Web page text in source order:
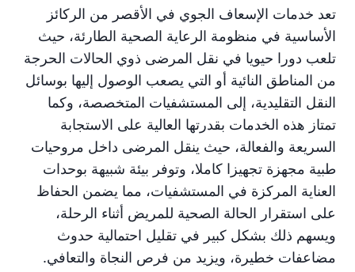
تعد خدمات الإسعاف الجوي في الأقصر من الركائز
الأساسية في منظومة الرعاية الصحية الطارئة، حيث
تلعب دورا حيويا في نقل المرضى ذوي الحالات الحرجة
من المناطق النائية أو التي يصعب الوصول إليها بوسائل
النقل التقليدية، إلى المستشفيات المتخصصة، وكما
تمتاز هذه الخدمات بقدرتها العالية على الاستجابة
السريعة والفعالة، حيث ينقل المرضى داخل مروحيات
طبية مجهزة تجهيزا كاملا، وتوفر بيئة شبيهة بوحدات
العناية المركزة في المستشفيات، مما يضمن الحفاظ
على استقرار الحالة الصحية للمريض أثناء الرحلة،
ويسهم ذلك بشكل كبير في تقليل احتمالية حدوث
مضاعفات خطيرة، ويزيد من فرص النجاة والتعافي.